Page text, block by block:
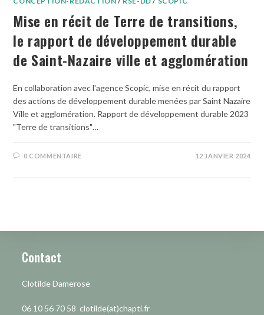
Mise en récit de Terre de transitions,
le rapport de développement durable
de Saint-Nazaire ville et agglomération
En collaboration avec l'agence Scopic, mise en récit du rapport
des actions de développement durable menées par Saint Nazaire
Ville et agglomération. Rapport de développement durable 2023
"Terre de transitions"…
0 COMMENTAIRE 12 JANVIER 2024
Contact
Clotilde Damerose
06 10 56 70 58 clotilde(at)chapti.fr